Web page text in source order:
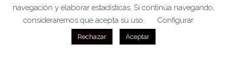
navegación y elaborar estadísticas. Si continúa navegando,
consideraremos que acepta su uso.
Configurar
Rechazar Aceptar